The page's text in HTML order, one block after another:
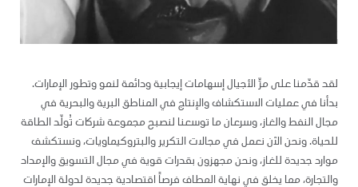
لقد قدّمنا على مرِّ الأجيال إسهامات إيجابية ودائمة لنمو وتطور الإمارات.
بدأنا في عمليات الاستكشاف والإنتاج في المناطق البرية والبحرية في
مجال النفط والغاز، وسرعان ما توسعنا لنصبح مجموعة شركات تُولّد الطاقة
للحياة. ونحن الآن نعمل في مجالات التكرير والبتروكيماويات، ونستكشف
موارد جديدة للغاز، ونحن مجهزون بقدرات قوية في مجال التسويق والإمداد
والتجارة، مما يخلق في نهاية المطاف فرصاً اقتصادية جديدة لدولة الإمارات